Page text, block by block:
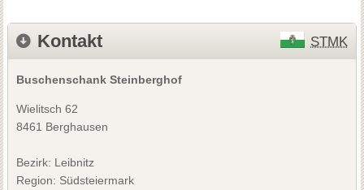
Kontakt STMK
Buschenschank Steinberghof
Wielitsch 62
8461 Berghausen
Bezirk: Leibnitz
Region: Südsteiermark